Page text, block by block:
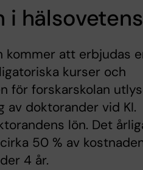
i
kommer att erbjudas
kurser och
för forskarskolan
av doktorander vid KI.
lön. Det
50 % av
4 år.